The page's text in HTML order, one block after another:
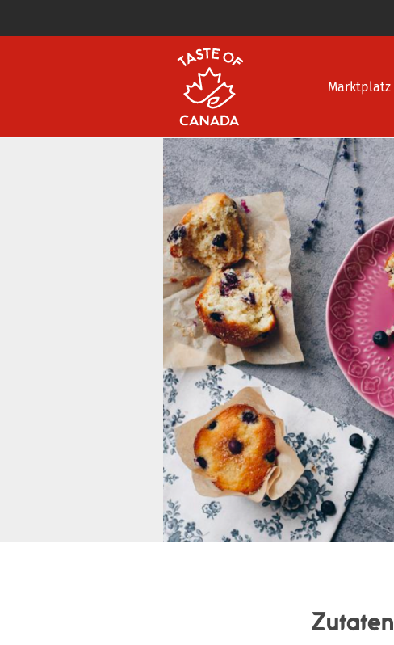
Marktplatz
Zutaten